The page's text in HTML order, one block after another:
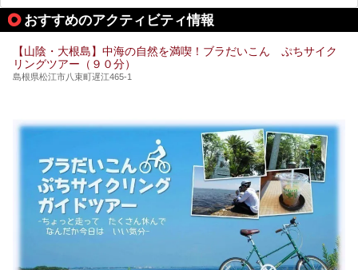
今回はそんな今話題のサウナが楽しめる、島根県内にあるオ
ススメ温泉・銭湯・スパを10件まとめてご紹介します。
おすすめのアクティビティ情報
【山陰・大根島】中海の自然を満喫！ブラだいこん ぷちサイク
リングツアー（９０分）
島根県松江市八束町遅江465-1